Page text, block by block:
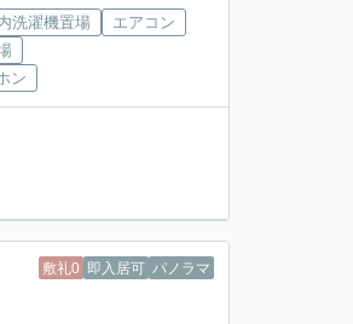
洗濯機置場
エアコン
ン
敷礼0 即入居可 パノラマ